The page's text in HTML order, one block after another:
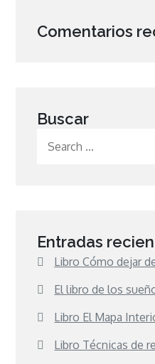
Comentarios
Buscar
Entradas
Libro Cómo dejar
El libro de los
Libro El Mapa
Libro Técnicas de